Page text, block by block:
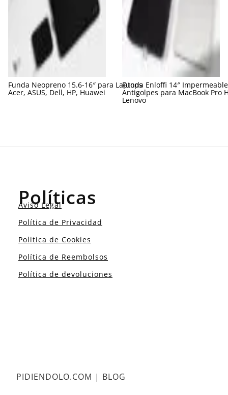
Funda Neopreno 15.6-16″ para Laptops
Acer, ASUS, Dell, HP, Huawei
Funda Enloffi 14″ Impermeable
Antigolpes para MacBook Pro
Lenovo
Políticas
Aviso Legal
Política de Privacidad
Politica de Cookies
Política de Reembolsos
Política de devoluciones
PIDIENDOLO.COM | BLOG